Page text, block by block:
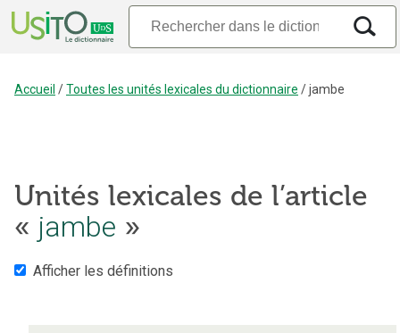
Accueil /Toutes les unités lexicales du dictionnaire /jambe
Unités lexicales de l’article
« jambe »
Afficher les définitions